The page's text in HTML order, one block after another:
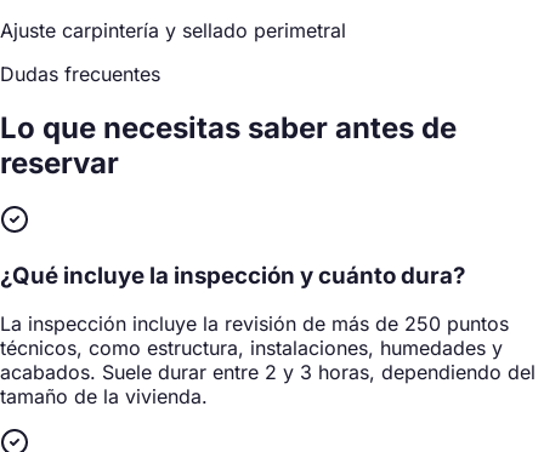
Ajuste carpintería y sellado perimetral
Dudas frecuentes
Lo que necesitas saber antes de
reservar
¿Qué incluye la inspección y cuánto dura?
La inspección incluye la revisión de más de 250 puntos
técnicos, como estructura, instalaciones, humedades y
acabados. Suele durar entre 2 y 3 horas, dependiendo del
tamaño de la vivienda.